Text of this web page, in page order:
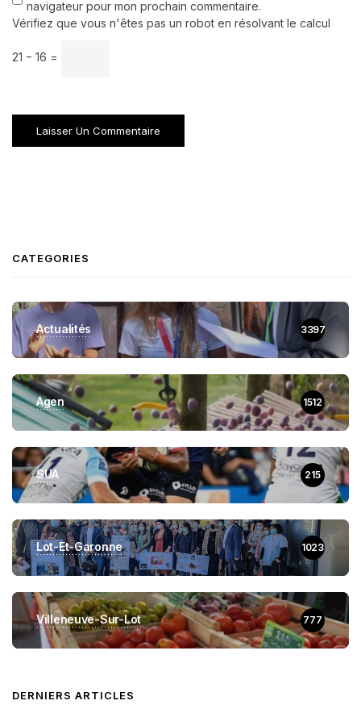
navigateur pour mon prochain commentaire.
Vérifiez que vous n'êtes pas un robot en résolvant le calcul
21 − 16 =
CATEGORIES
Actualités 3397
Agen 1512
SUA 215
Lot-Et-Garonne 1023
Villeneuve-Sur-Lot 777
DERNIERS ARTICLES